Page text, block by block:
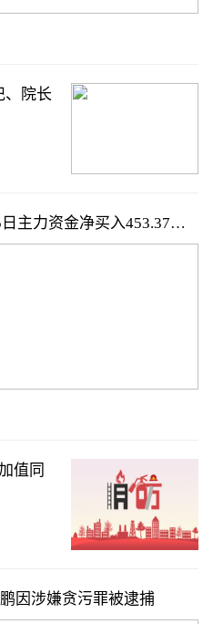
、院长
主力资金净买入453.37万
值同
因涉嫌贪污罪被逮捕